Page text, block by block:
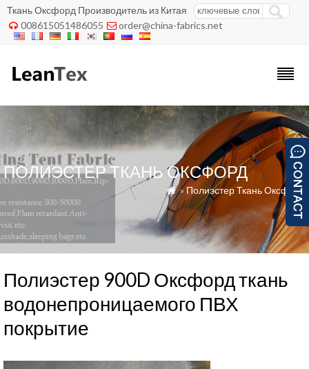
Ткань Оксфорд Производитель из Китая
 008615051486055  order@china-fabrics.net
ПОЛИЭСТЕР ТКАНЬ ОКСФОРД
 » Полиэстер Ткань Оксфорд
Полиэстер 900D Оксфорд ткань
водонепроницаемого ПВХ
покрытие